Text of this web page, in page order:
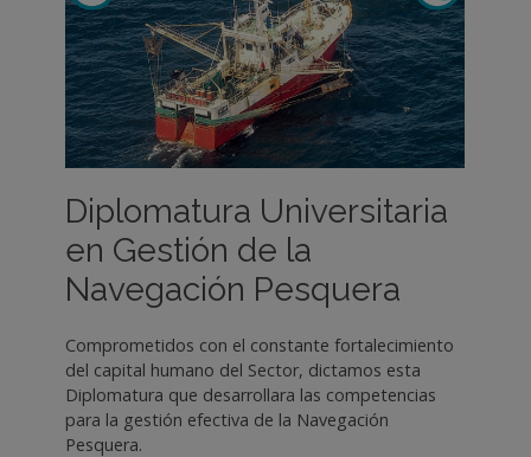
Diplomatura Universitaria
en Gestión de la
Navegación Pesquera
Comprometidos con el constante fortalecimiento
del capital humano del Sector, dictamos esta
Diplomatura que desarrollara las competencias
para la gestión efectiva de la Navegación
Pesquera.